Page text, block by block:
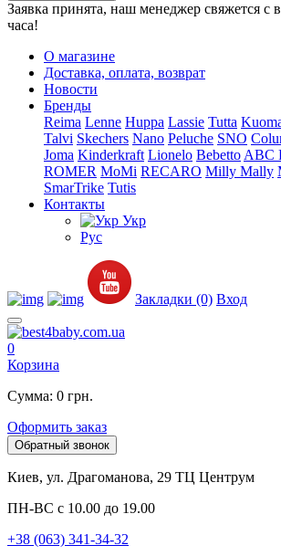
Заявка принята, наш менеджер свяжется с
часа!
О магазине
Доставка, оплата, возврат
Новости
Бренды
Reima Lenne Huppa Lassie Tutta
Talvi Skechers Nano Peluche SNO
Joma Kinderkraft Lionelo Bebetto ABC
ROMER MoMi RECARO Milly Mally
SmarTrike Tutis
Контакты
Укр
Рус
Закладки (0) Вход
0
Корзина
Сумма: 0 грн.
Оформить заказ
Обратный звонок
Киев, ул. Драгоманова, 29 ТЦ Центрум
ПН-ВС с 10.00 до 19.00
+38 (063) 341-34-32